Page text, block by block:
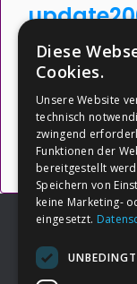
Dateigröße:
Aktualisiert:
Downloads: 2
→Deine
Diese
Cookies.
Unsere Website
technisch
zwingend
Funktionen der
bereitgestellt
Speichern von
keine Marketing-
eingesetzt.